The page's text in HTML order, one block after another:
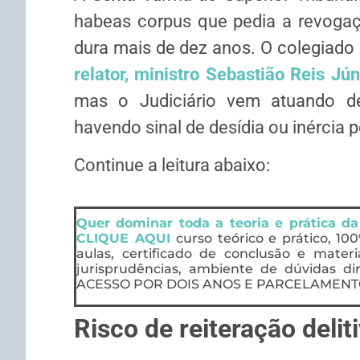
habeas corpusque pedia a
dura mais de dez anos. O
relator, ministro Sebastião Reis
mas o Judiciário vem atuando
havendo sinal de desídia ou inércia
Continue a leitura abaixo:
Quer dominar toda a teoria e prática
CLIQUE AQUIcurso teórico e prático,
aulas, certificado de conclusão e
jurisprudências, ambiente de dúvidas
ACESSO POR DOIS ANOS E
Risco de reiteração